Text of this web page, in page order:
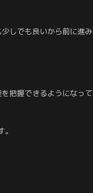
しでも良いから前に進み
把握できるようになって